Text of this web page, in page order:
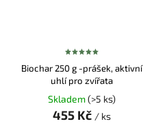
Biochar 250 g -prášek, aktivní
uhlí pro zvířata
Skladem(>5 ks)
455 Kč / ks